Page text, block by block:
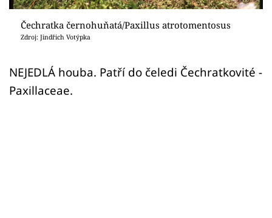
Přihlášení
Čechratka černohuňatá/Paxillus atrotomentosus
Zdroj: Jindřich Votýpka
NEJEDLÁ houba. Patří do čeledi Čechratkovité -
Paxillaceae.